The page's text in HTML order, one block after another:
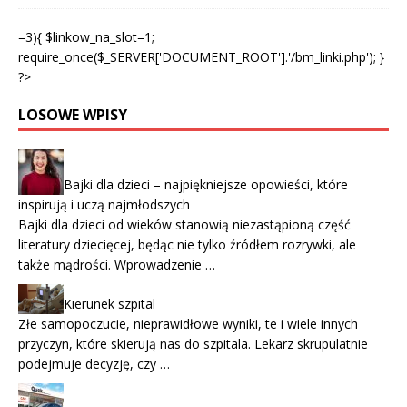
=3){ $linkow_na_slot=1;
require_once($_SERVER['DOCUMENT_ROOT'].'/bm_linki.php'); }
?>
LOSOWE WPISY
Bajki dla dzieci – najpiękniejsze opowieści, które
inspirują i uczą najmłodszych
Bajki dla dzieci od wieków stanowią niezastąpioną część
literatury dziecięcej, będąc nie tylko źródłem rozrywki, ale
także mądrości. Wprowadzenie …
Kierunek szpital
Złe samopoczucie, nieprawidłowe wyniki, te i wiele innych
przyczyn, które skierują nas do szpitala. Lekarz skrupulatnie
podejmuje decyzję, czy …